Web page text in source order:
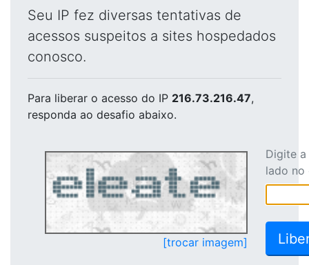
Seu IP fez diversas tentativas de
acessos suspeitos a sites hospedados
conosco.
Para liberar o acesso do IP 216.73.216.47,
responda ao desafio abaixo.
[trocar imagem]
Digite
lado no